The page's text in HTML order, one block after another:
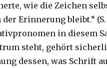
wie die Zeichen
Erinnerung bleibt.“ (S.
in diesem
steht, gehört
dessen, was Schrift